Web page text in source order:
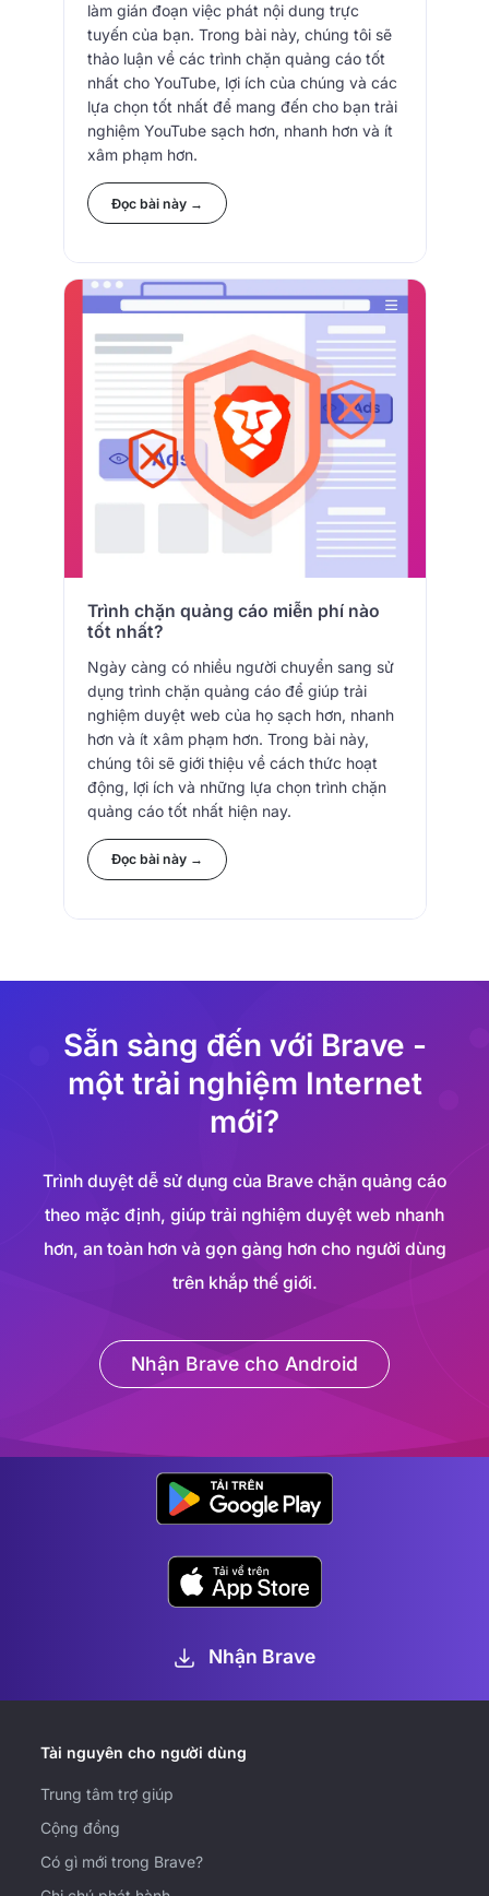
làm gián đoạn việc phát nội dung trực
tuyến của bạn. Trong bài này, chúng tôi sẽ
thảo luận về các trình chặn quảng cáo tốt
nhất cho YouTube, lợi ích của chúng và các
lựa chọn tốt nhất để mang đến cho bạn trải
nghiệm YouTube sạch hơn, nhanh hơn và ít
xâm phạm hơn.
Đọc bài này →
Trình chặn quảng cáo miễn phí nào
tốt nhất?
Ngày càng có nhiều người chuyển sang sử
dụng trình chặn quảng cáo để giúp trải
nghiệm duyệt web của họ sạch hơn, nhanh
hơn và ít xâm phạm hơn. Trong bài này,
chúng tôi sẽ giới thiệu về cách thức hoạt
động, lợi ích và những lựa chọn trình chặn
quảng cáo tốt nhất hiện nay.
Đọc bài này →
Sẵn sàng đến với Brave -
một trải nghiệm Internet
mới?
Trình duyệt dễ sử dụng của Brave chặn quảng cáo
theo mặc định, giúp trải nghiệm duyệt web nhanh
hơn, an toàn hơn và gọn gàng hơn cho người dùng
trên khắp thế giới.
Nhận Brave cho Android
Nhận Brave
Tài nguyên cho người dùng
Trung tâm trợ giúp
Cộng đồng
Có gì mới trong Brave?